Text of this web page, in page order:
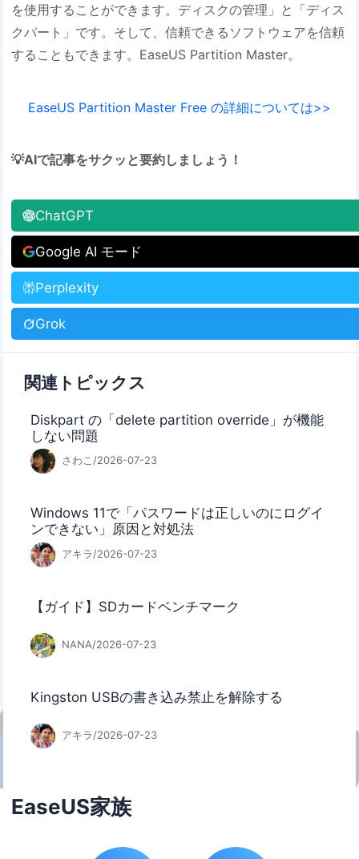
を使用することができます。ディスクの管理」と「ディス
クパート」です。そして、信頼できるソフトウェアを信頼
することもできます。EaseUS Partition Master。
EaseUS Partition Master Free の詳細については>>
💡AIで記事をサクッと要約しましょう！
ChatGPT
Google AI モード
Perplexity
Grok
関連トピックス
Diskpart の「delete partition override」が機能
しない問題
さわこ/2026-07-23
Windows 11で「パスワードは正しいのにログイ
ンできない」原因と対処法
アキラ/2026-07-23
【ガイド】SDカードベンチマーク
NANA/2026-07-23
Kingston USBの書き込み禁止を解除する
アキラ/2026-07-23
EaseUS家族